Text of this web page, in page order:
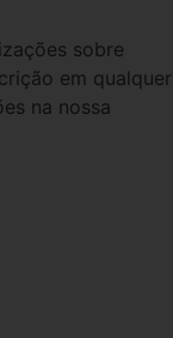
sobre
em qualquer
na nossa